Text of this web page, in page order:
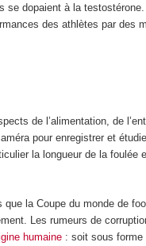
dopaient à la
des athlètes par des
de l’alimentation, de
pour enregistrer et
la longueur de la
la Coupe du monde de
Les rumeurs de
humaine : soit sous forme